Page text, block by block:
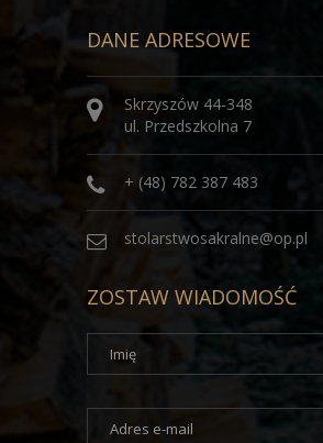
DANE ADRESOWE
Skrzyszów 44-348
ul. Przedszkolna 7
+ (48) 782 387 483
stolarstwosakralne@op.pl
ZOSTAW WIADOMOŚĆ